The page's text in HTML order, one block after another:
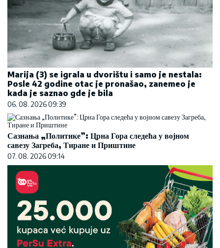
Marija (3) se igrala u dvorištu i samo je nestala:
Posle 42 godine otac je pronašao, zanemeo je
kada je saznao gde je bila
06. 08. 2026 09:39
Сазнања „Политике”: Црна Гора следећа у војном
савезу Загреба, Тиране и Приштине
07. 08. 2026 09:14